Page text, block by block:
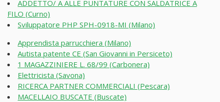
ADDETTO/ A ALLE PUNTATURE CON SALDATRICE A
FILO (Curno)
Sviluppatore PHP SPH-0918-MI (Milano)
Apprendista parrucchiera (Milano)
Autista patente CE (San Giovanni in Persiceto)
1 MAGAZZINIERE L. 68/99 (Carbonera)
Elettricista (Savona)
RICERCA PARTNER COMMERCIALI (Pescara)
MACELLAIO BUSCATE (Buscate)